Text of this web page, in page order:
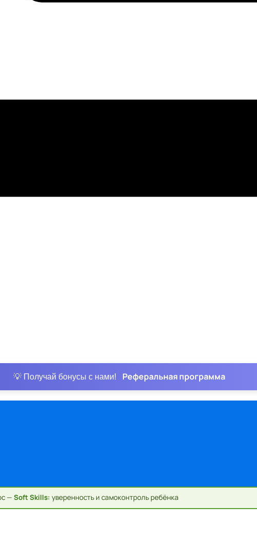
💡 Получай бонусы с нами! Реферальная программа
— Soft Skills: уверенность и самоконтроль ребёнка